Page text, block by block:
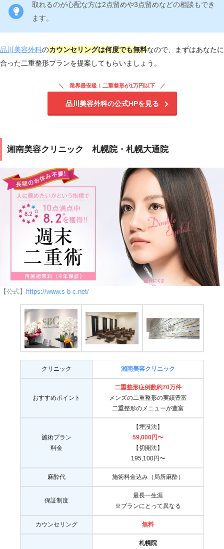
取れるのが心配な方は2点留めや3点留めなどの相談もでき
ます。
品川美容外科のカウンセリングは何度でも無料なので、まずはあなたに
合った二重整形プランを提案してもらいましょう。
業界最安級！二重整形が1万円以下
品川美容外科の公式HPを見る
湘南美容クリニック 札幌院・札幌大通院
【公式】 https://www.s-b-c.net/
クリニック 湘南美容クリニック
おすすめポイント
二重整形症例数約70万件
メンズの二重整形の実績豊富
二重整形のメニューが豊富
施術プラン
料金
【埋没法】
59,000円〜
【切開法】
195,100円〜
麻酔代 施術料金込み（局所麻酔）
保証制度
最長一生涯
※プランにとって異なる
カウンセリング 無料
札幌院